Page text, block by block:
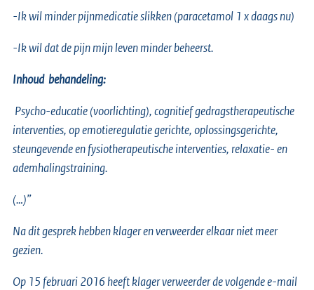
-Ik wil minder pijnmedicatie slikken (paracetamol 1 x daags nu)
-Ik wil dat de pijn mijn leven minder beheerst.
Inhoud behandeling:
Psycho-educatie (voorlichting), cognitief gedragstherapeutische
interventies, op emotieregulatie gerichte, oplossingsgerichte,
steungevende en fysiotherapeutische interventies, relaxatie- en
ademhalingstraining.
(…)”
Na dit gesprek hebben klager en verweerder elkaar niet meer
gezien.
Op 15 februari 2016 heeft klager verweerder de volgende e-mail